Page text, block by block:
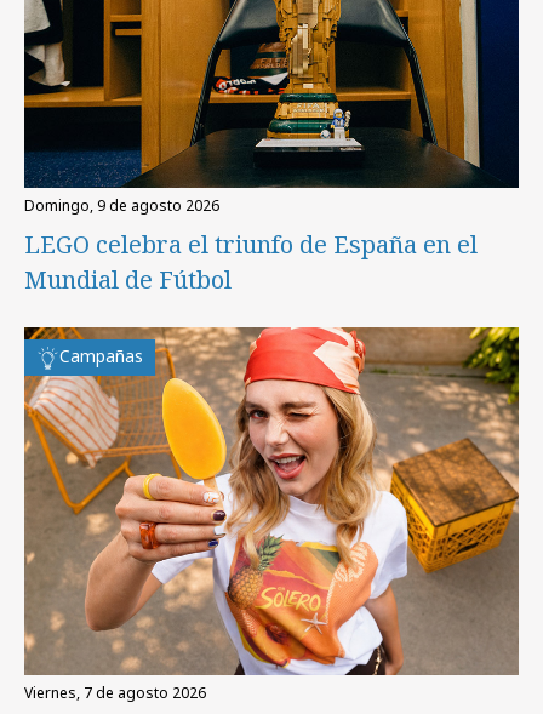
domingo, 9 de agosto 2026
LEGO celebra el triunfo de España en el
Mundial de Fútbol
Campañas
viernes, 7 de agosto 2026